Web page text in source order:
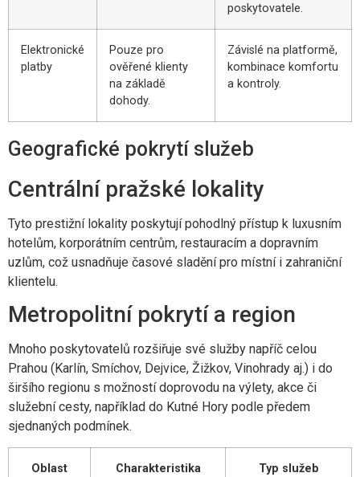
poskytovatele.
Elektronické
platby
Pouze pro
ověřené klienty
na základě
dohody.
Závislé na platformě,
kombinace komfortu
a kontroly.
Geografické pokrytí služeb
Centrální pražské lokality
Tyto prestižní lokality poskytují pohodlný přístup k luxusním
hotelům, korporátním centrům, restauracím a dopravním
uzlům, což usnadňuje časové sladění pro místní i zahraniční
klientelu.
Metropolitní pokrytí a region
Mnoho poskytovatelů rozšiřuje své služby napříč celou
Prahou (Karlín, Smíchov, Dejvice, Žižkov, Vinohrady aj.) i do
širšího regionu s možností doprovodu na výlety, akce či
služební cesty, například do Kutné Hory podle předem
sjednaných podmínek.
Oblast Charakteristika Typ služeb